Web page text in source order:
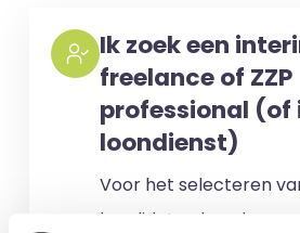
Ik zoek een
freelance of ZZP
professional (of
loondienst)
Voor het selecteren
kandidaten berekenen